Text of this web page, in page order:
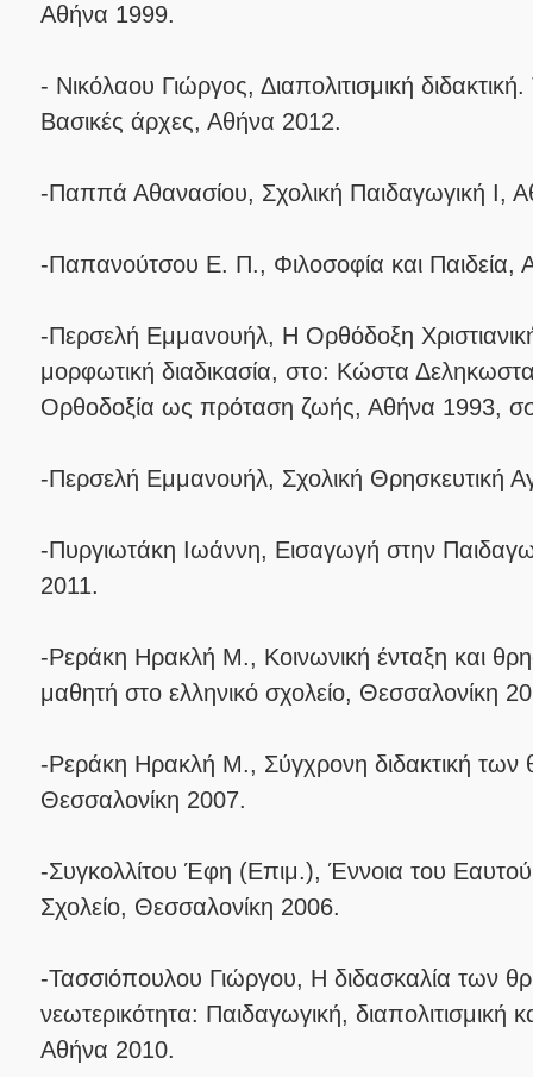
Αθήνα 1999.
- Νικόλαου Γιώργος, Διαπολιτισμική
Βασικές άρχες, Αθήνα 2012.
-Παππά Αθανασίου, Σχολική Παιδαγωγική Ι,
-Παπανούτσου Ε. Π., Φιλοσοφία και Παιδεία,
-Περσελή Εμμανουήλ, Η Ορθόδοξη
μορφωτική διαδικασία, στο: Κώστα
Ορθοδοξία ως πρόταση ζωής, Αθήνα 1993,
-Περσελή Εμμανουήλ, Σχολική Θρησκευτική
-Πυργιωτάκη Ιωάννη, Εισαγωγή στην
2011.
-Ρεράκη Ηρακλή Μ., Κοινωνική ένταξη και
μαθητή στο ελληνικό σχολείο, Θεσσαλονίκη
-Ρεράκη Ηρακλή Μ., Σύγχρονη διδακτική των
Θεσσαλονίκη 2007.
-Συγκολλίτου Έφη (Επιμ.), Έννοια του Εαυτού
Σχολείο, Θεσσαλονίκη 2006.
-Τασσιόπουλου Γιώργου, Η διδασκαλία των
νεωτερικότητα: Παιδαγωγική, διαπολιτισμική
Αθήνα 2010.